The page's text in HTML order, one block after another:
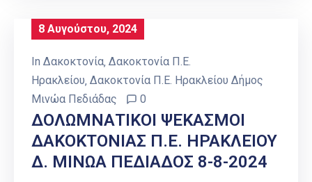
8 Αυγούστου, 2024
In Δακοκτονία Δακοκτονία Π.Ε.
Ηρακλείου Δακοκτονία Π.Ε. Ηρακλείου Δήμος
Μινώα Πεδιάδας
0
ΔΟΛΩΜΝΑΤΙΚΟΙ ΨΕΚΑΣΜΟΙ
ΔΑΚΟΚΤΟΝΙΑΣ Π.Ε. ΗΡΑΚΛΕΙΟΥ
Δ. ΜΙΝΩΑ ΠΕΔΙΑΔΟΣ 8-8-2024